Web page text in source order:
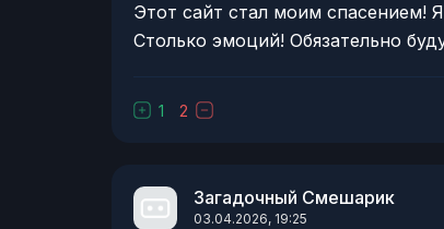
Этот сайт стал моим спасением!
Столько эмоций! Обязательно
1 2
Загадочный Смешарик
03.04.2026, 19:25